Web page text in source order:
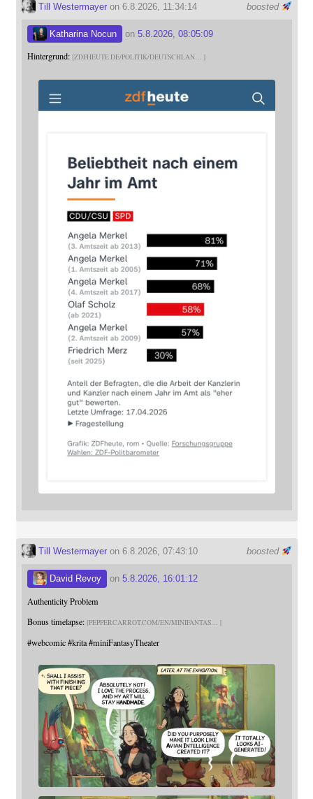
boosted
Till Westermayeron 6.8.2026, 11:34:14
Katharina Nocun on 5.8.2026, 08:05:09
Hintergrund: ZDFHEUTE.DE/POLITIK/DEUTSCHLAN
boosted
Till Westermayeron 6.8.2026, 07:43:10
David Revoy on 5.8.2026, 16:01:12
Authenticity Problem
Bonus timelapse: PEPPERCARROT.COM/EN/MINIFANTAS
#webcomic #krita #miniFantasyTheater